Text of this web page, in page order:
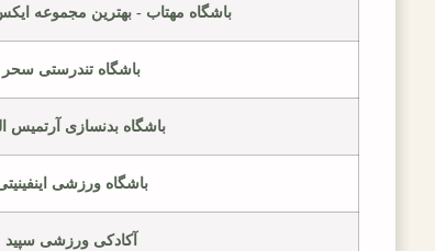
باشگاه مهتاب - بهترین مجموعه
باشگاه تندرستی سحر
باشگاه بدنسازی آرتمیس
باشگاه ورزشی
آکادکی ورزشی سپید